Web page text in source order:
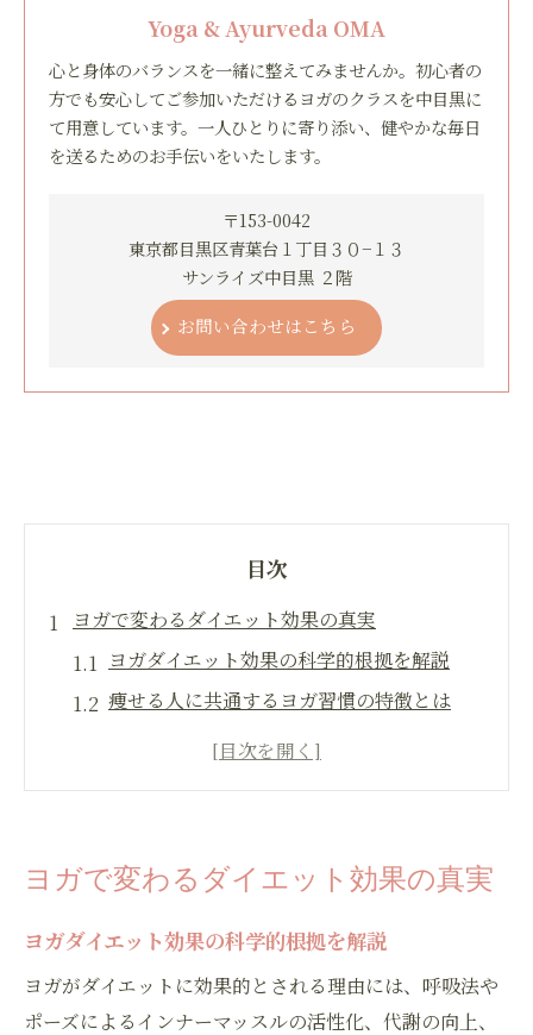
Yoga & Ayurveda OMA
心と身体のバランスを一緒に整えてみませんか。初心者の
方でも安心してご参加いただけるヨガのクラスを中目黒に
て用意しています。一人ひとりに寄り添い、健やかな毎日
を送るためのお手伝いをいたします。
〒153-0042
東京都目黒区青葉台１丁目３０−１３
サンライズ中目黒 ２階
お問い合わせはこちら
目次
ヨガで変わるダイエット効果の真実
ヨガダイエット効果の科学的根拠を解説
痩せる人に共通するヨガ習慣の特徴とは
ヨガで痩せない原因と効果実感のコツ
ダイエット成功へ導くヨガ継続の秘訣
ヨガを続けてダイエット効果を高める方法
挫折しないヨガダイエット継続のコツとは
ヨガダイエット効果を実感するモチベ維持
術
ヨガで変わるダイエット効果の真実
ヨガダイエット効果の科学的根拠を解説
ヨガがダイエットに効果的とされる理由には、呼吸法や
ポーズによるインナーマッスルの活性化、代謝の向上、